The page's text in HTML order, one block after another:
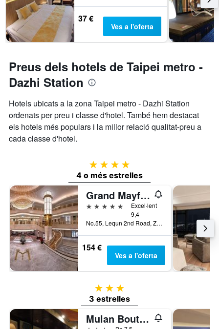
37 €
Ves a l'oferta
Preus dels hotels de Taipei metro -
Dazhi Station
Hotels ubicats a la zona Taipei metro - Dazhi Station
ordenats per preu i classe d'hotel. També hem destacat
els hotels més populars i la millor relació qualitat-preu a
cada classe d'hotel.
4 estrelles
4 o més estrelles
Grand Mayfull Hotel Taipei
5 estrelles
Excel·lent
9,4
No.55, Lequn 2nd Road, Zhongshan Dist., Taipei City, Taiwan
154 €
Ves a l'oferta
3 estrelles
3 estrelles
Mulan Boutique Hotel - Taipei Dazhi Branch